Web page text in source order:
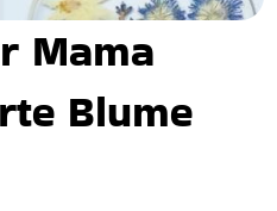
Mama
Blume